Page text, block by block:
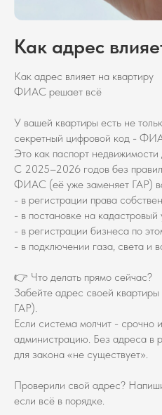
Как адрес
Как адрес влияет на квартиру
ФИАС решает всё
У вашей квартиры есть не
секретный цифровой код -
Это как паспорт недвижимости
С 2025–2026 годов без
ФИАС (её уже заменяет ГАР)
- в регистрации права
- в постановке на кадастровый
- в регистрации бизнеса по
- в подключении газа, света и
👉 Что делать прямо сейчас?
Забейте адрес своей квартиры
ГАР).
Если система молчит - срочно
администрацию. Без адреса в
для закона «не существует».
Проверили свой адрес?
если всё в порядке.